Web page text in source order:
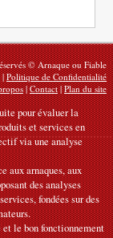
© Arnaque ou Fiable
|Politique de Confidentialité
|Contact|Plan du site
pour évaluer la
et services en
via une analyse
aux arnaques, aux
des analyses
fondées sur des
le bon fonctionnement